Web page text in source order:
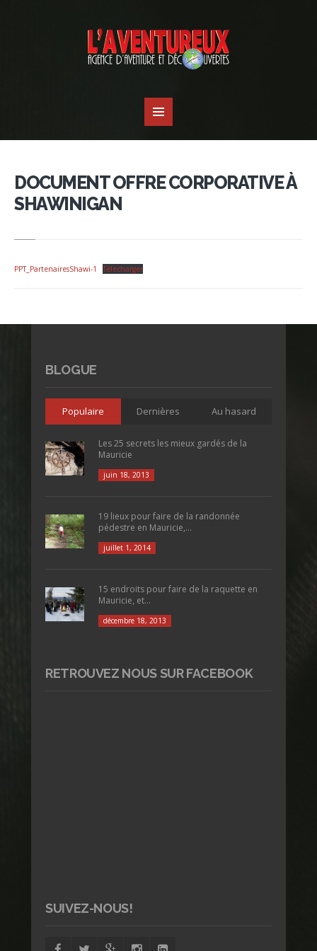
DOCUMENT OFFRE CORPORATIVE À
SHAWINIGAN
PPT_PartenairesShawi-1 Télécharger
BLOGUE
Populaire Dernières Au hasard
Les 25 secrets les mieux gardés de la
Mauricie
juin 18, 2013
19 lieux pour faire de la randonnée
pédestre en Mauricie,...
juillet 1, 2014
15 endroits pour faire de la raquette en
Mauricie, et...
décembre 18, 2013
RETROUVEZ NOUS SUR FACEBOOK
SUIVEZ-NOUS!